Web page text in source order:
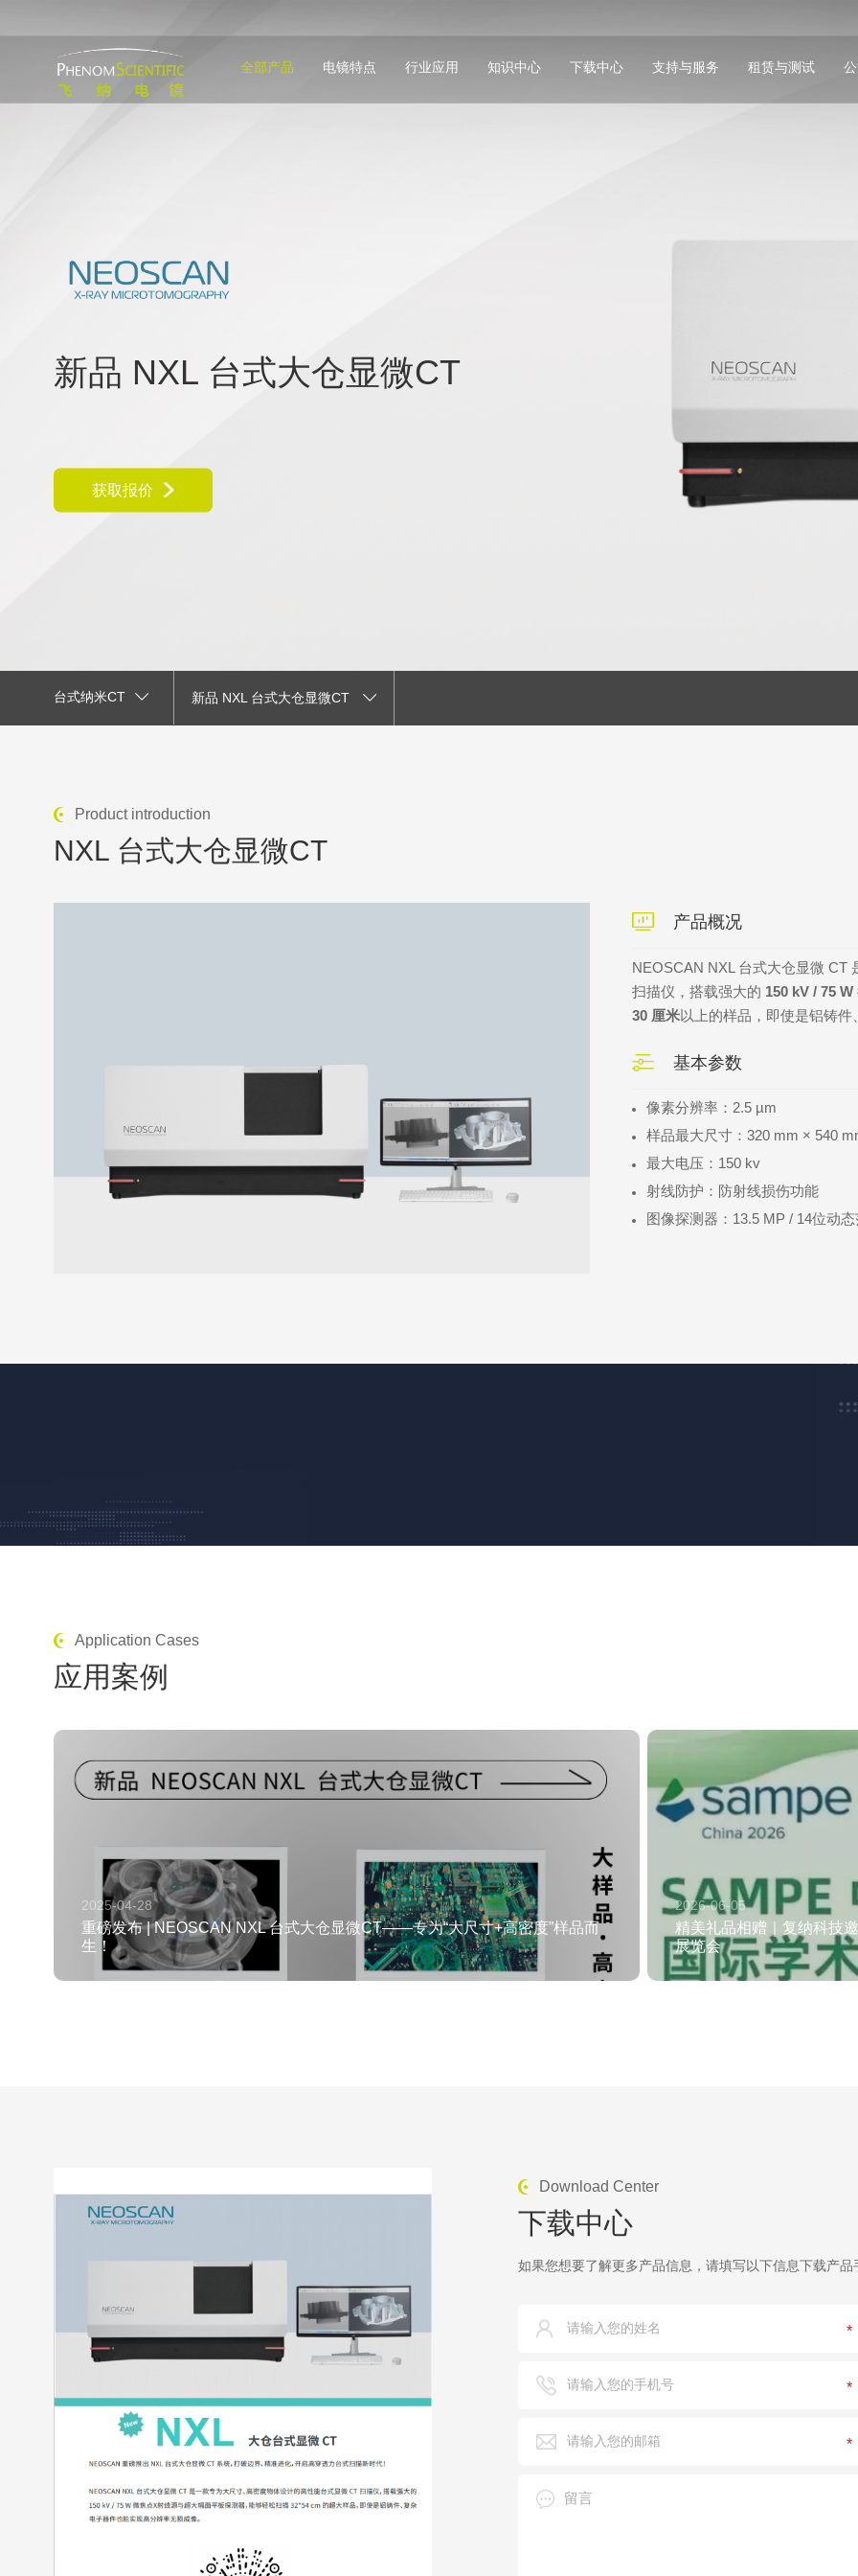
全部产品 电镜特点 行业应用 知识中心 下载中心 支持与服务 租赁与测试
新品 NXL 台式大仓显微CT
获取报价
台式纳米CT 新品 NXL 台式大仓显微CT
Product introduction
NXL 台式大仓显微CT
产品概况
NEOSCAN NXL 台式大仓显微 CT
扫描仪，搭载强大的 150 kV / 75 W
30 厘米以上的样品，即使是铝铸
基本参数
像素分辨率：2.5 µm
样品最大尺寸：320 mm × 540
最大电压：150 kv
射线防护：防射线损伤功能
图像探测器：13.5 MP / 14位动
Application Cases
应用案例
2025-04-28
重磅发布 | NEOSCAN NXL 台式大仓显微CT——专为“大尺寸+高密度”样品而
生！
2026-06-05
精美礼品相赠｜复纳科技
展览会
Download Center
下载中心
如果您想要了解更多产品信息，请填写以下信息下载产
*
*
*